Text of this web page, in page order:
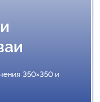
350×350 и